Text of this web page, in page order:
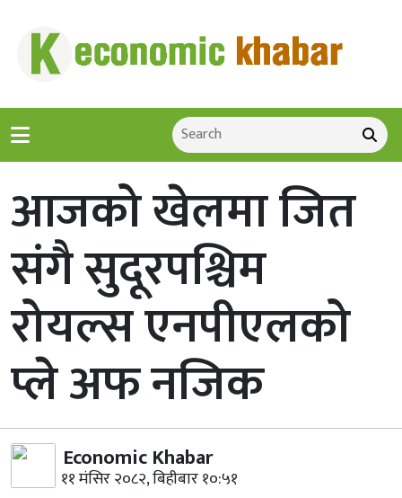
आजको खेलमा जित
संगै सुदूरपश्चिम
रोयल्स एनपीएलको
प्ले अफ नजिक
Economic Khabar
११ मंसिर २०८२, बिहीबार १०:५१